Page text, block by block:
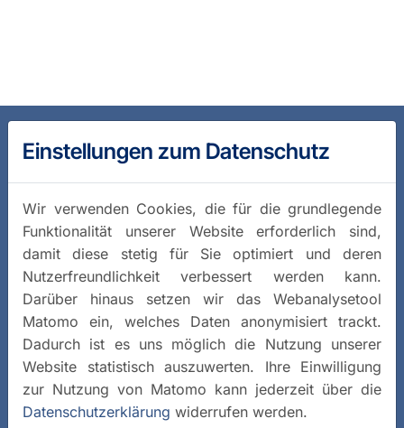
Einstellungen zum Datenschutz
Wir verwenden Cookies, die für die grundlegende
Funktionalität unserer Website erforderlich sind,
damit diese stetig für Sie optimiert und deren
Nutzerfreundlichkeit verbessert werden kann.
Darüber hinaus setzen wir das Webanalysetool
Matomo ein, welches Daten anonymisiert trackt.
Dadurch ist es uns möglich die Nutzung unserer
Website statistisch auszuwerten. Ihre Einwilligung
zur Nutzung von Matomo kann jederzeit über die
Datenschutzerklärung widerrufen werden.